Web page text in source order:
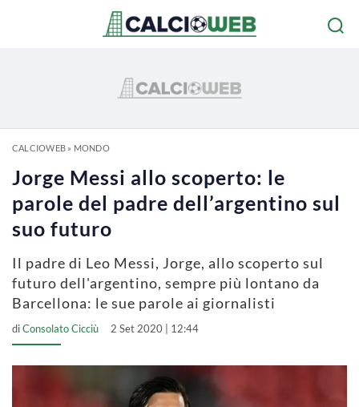
CALCIOWEB» MONDO
Jorge Messi allo scoperto: le
parole del padre dell’argentino sul
suo futuro
Il padre di Leo Messi, Jorge, allo scoperto sul
futuro dell'argentino, sempre più lontano da
Barcellona: le sue parole ai giornalisti
diConsolato Cicciù 2 Set 2020 | 12:44